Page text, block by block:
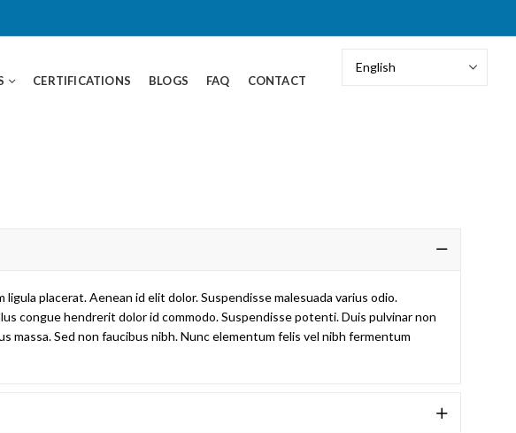
CERTIFICATIONS BLOGS FAQ CONTACT
placerat. Aenean id elit dolor. Suspendisse malesuada varius odio.
congue hendrerit dolor id commodo. Suspendisse potenti. Duis pulvinar non
Sed non faucibus nibh. Nunc elementum felis vel nibh fermentum